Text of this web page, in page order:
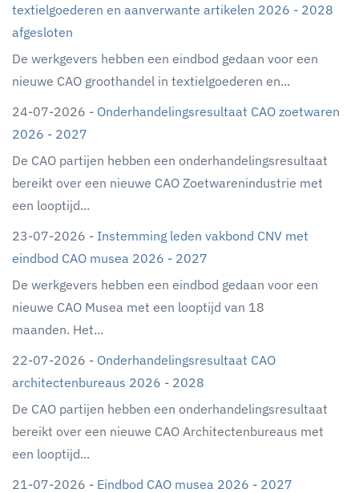
textielgoederen en aanverwante artikelen 2026 - 2028
afgesloten
De werkgevers hebben een eindbod gedaan voor een
nieuwe CAO groothandel in textielgoederen en...
24-07-2026 - Onderhandelingsresultaat CAO zoetwaren
2026 - 2027
De CAO partijen hebben een onderhandelingsresultaat
bereikt over een nieuwe CAO Zoetwarenindustrie met
een looptijd...
23-07-2026 - Instemming leden vakbond CNV met
eindbod CAO musea 2026 - 2027
De werkgevers hebben een eindbod gedaan voor een
nieuwe CAO Musea met een looptijd van 18
maanden. Het...
22-07-2026 - Onderhandelingsresultaat CAO
architectenbureaus 2026 - 2028
De CAO partijen hebben een onderhandelingsresultaat
bereikt over een nieuwe CAO Architectenbureaus met
een looptijd...
21-07-2026 - Eindbod CAO musea 2026 - 2027